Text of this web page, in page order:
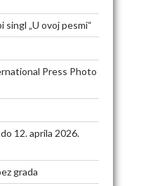
„U ovoj pesmi“
Press Photo
12. aprila 2026.
grada